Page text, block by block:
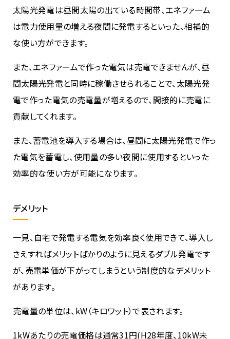
太陽光発電は昼間太陽の出ている時間帯、エネファーム
は電力使用量の増える夜間に発電するといった、相補的
な使い方ができます。
また、エネファームで作った電気は売電できませんが、昼
間太陽光発電と同時に稼働させられることで、太陽光発
電で作った電気の売電量が増えるので、間接的に売電に
貢献してくれます。
また、蓄電池を導入する場合は、昼間に太陽光発電で作っ
た電気を蓄電し、使用量の多い夜間に使用するといった
効率的な使い方が可能になります。
デメリット
一見、自宅で発電する電気を効率良く使用できて、導入し
さえすればメリットばかりのように見えるダブル発電です
が、売電単価が下がってしまうという制度的なデメリット
があります。
売電量の単位は、kW（キロワット）で表されます。
1kWあたりの売電価格は通常31円(H28年度、10kW未